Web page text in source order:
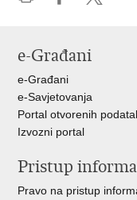
Facebooku
X-
e-Građani
e-Građani
e-Savjetovanja
Portal otvorenih
Izvozni portal
Pristup
Pravo na pristup